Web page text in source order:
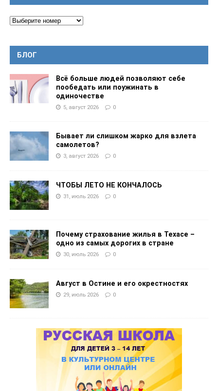
БЛОГ
Всё больше людей позволяют себе
пообедать или поужинать в
одиночестве
5, август 2026 0
Бывает ли слишком жарко для взлета
самолетов?
3, август 2026 0
ЧТОБЫ ЛЕТО НЕ КОНЧАЛОСЬ
31, июль 2026 0
Почему страхование жилья в Техасе –
одно из самых дорогих в стране
30, июль 2026 0
Август в Остине и его окрестностях
29, июль 2026 0